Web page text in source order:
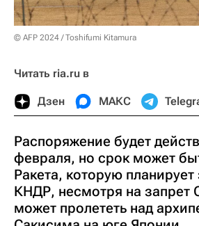
© AFP 2024 / Toshifumi Kitamura
Читать ria.ru в
Дзен МАКС
Распоряжение будет
февраля, но срок может
Ракета, которую планирует
КНДР, несмотря на запрет
может пролететь над